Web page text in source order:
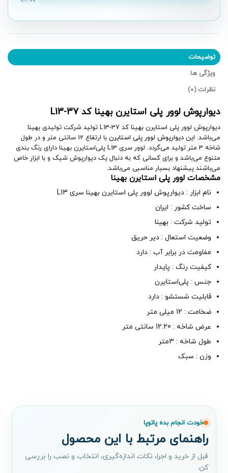
توضیحات
ویژگی ها
نظرات (0)
دیوارپوش لوور پلی استایرن بهینا کد L13-37
دیوارپوش لوور پلی استایرن بهینا کد L13-37 تولید شرکت تولیدی بهینا
می‌باشد. این دیوارپوش لوور پلی استایرن
با ارتفاع 12 سانتی متر و در طول
شاخه 3 متر تولید می‌گردد. لوور سری L13 پلی‌استایرن بهینا دارای رنگ بندی
متنوع می‌باشد و برای کسانی که به دنبال یک دیوارپوش شیک و با ابزار خاص
می‌باشند پیشنهاد بسیار مناسبی می‌باشد.
مشخصات لوور پلی استایرن بهینا
نام ابزار : دیوارپوش لوور پلی استایرن بهینا سری L13
ساخت کشور : ایران
تولید شرکت : بهینا
وضعیت استعال : دیر حریق
مفاومت در برابر آب : دارد
کیفیت رنگ : پایدار
جنس : پلی‌استایرن
قابلیت شستشو : دارد
ضخامت : 12 میلی متر
عرض شاخه : 12.20 سانتی متر
طول شاخه : 3متر
وزن : سبک
خودت انجام بده پاتوپا
راهنمای مرتبط با این محصول
قبل از خرید و اجرا، نکات اندازه‌گیری، انتخاب و نصب را بررسی
کن.